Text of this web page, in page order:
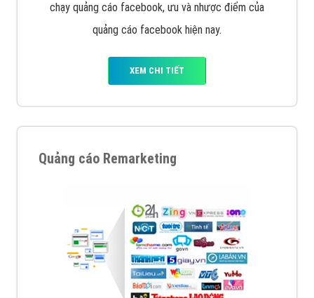
chạy quảng cáo facebook, ưu và nhược điểm của
quảng cáo facebook hiện nay.
XEM CHI TIẾT
Quảng cáo Remarketing